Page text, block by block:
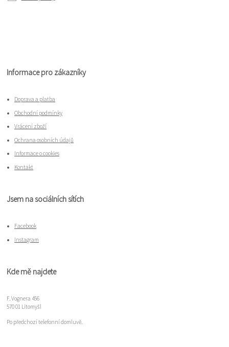
Informace pro zákazníky
Doprava a platba
Obchodní podmínky
Vrácení zboží
Ochrana osobních údajů
Informace o cookies
Kontakt
Jsem na sociálních sítích
Facebook
Instagram
Kde mě najdete
F. Vognera 456
570 01 Litomyšl
Po předchozí telefonní domluvě.